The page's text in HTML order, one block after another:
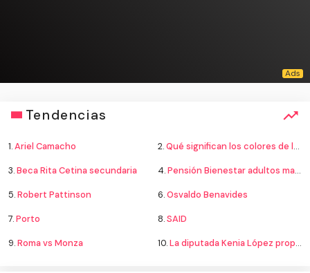
Tendencias
1.Ariel Camacho 2.Qué significan los colores de la bandera
3.Beca Rita Cetina secundaria 4.Pensión Bienestar adultos mayores
5.Robert Pattinson 6.Osvaldo Benavides
7.Porto 8.SAID
9.Roma vs Monza 10.La diputada Kenia López propone cambiar el nombre del país a México